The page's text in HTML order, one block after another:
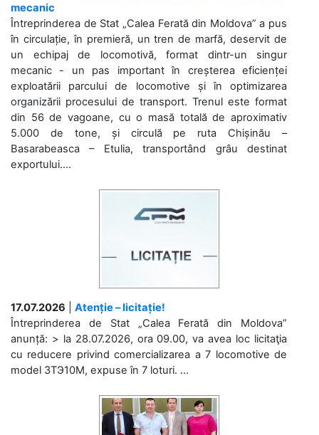
mecanic
Întreprinderea de Stat „Calea Ferată din Moldova” a pus
în circulație, în premieră, un tren de marfă, deservit de
un echipaj de locomotivă, format dintr-un singur
mecanic - un pas important în creșterea eficienței
exploatării parcului de locomotive și în optimizarea
organizării procesului de transport. Trenul este format
din 56 de vagoane, cu o masă totală de aproximativ
5.000 de tone, și circulă pe ruta Chișinău –
Basarabeasca – Etulia, transportând grâu destinat
exportului....
17.07.2026
Atenție – licitație!
Întreprinderea de Stat „Calea Ferată din Moldova”
anunță: > la 28.07.2026, ora 09.00, va avea loc licitaţia
cu reducere privind comercializarea a 7 locomotive de
model 3ТЭ10М, expuse în 7 loturi. ...